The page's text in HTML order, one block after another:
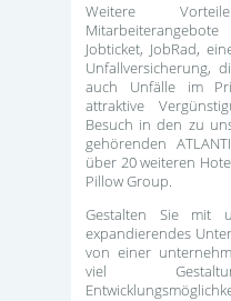
Weitere
Jobticket, JobRad,
Unfallversicherung,
auch Unfälle im
attraktive
Besuch in den zu
gehörenden
über 20 weiteren
Pillow Group.
Gestalten Sie mit
expandierendes
von einer
viel